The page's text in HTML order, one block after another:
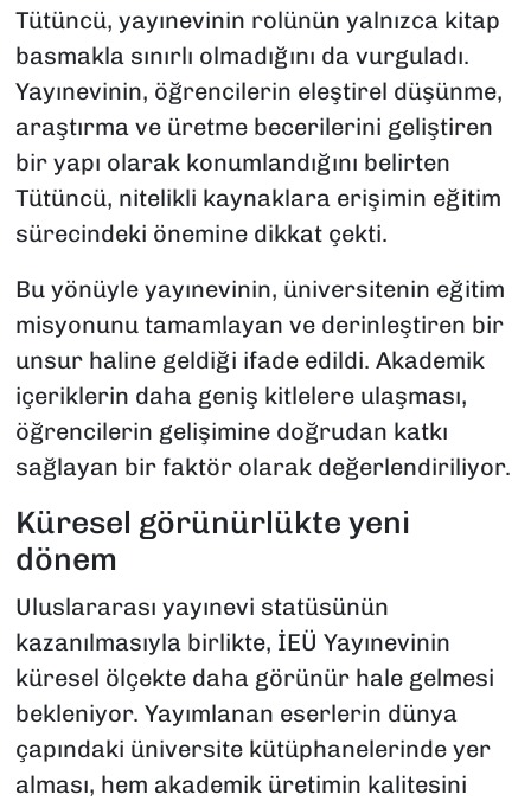
Tütüncü, yayınevinin rolünün yalnızca kitap
basmakla sınırlı olmadığını da vurguladı.
Yayınevinin, öğrencilerin eleştirel düşünme,
araştırma ve üretme becerilerini geliştiren
bir yapı olarak konumlandığını belirten
Tütüncü, nitelikli kaynaklara erişimin eğitim
sürecindeki önemine dikkat çekti.
Bu yönüyle yayınevinin, üniversitenin eğitim
misyonunu tamamlayan ve derinleştiren bir
unsur haline geldiği ifade edildi. Akademik
içeriklerin daha geniş kitlelere ulaşması,
öğrencilerin gelişimine doğrudan katkı
sağlayan bir faktör olarak değerlendiriliyor.
Küresel görünürlükte yeni
dönem
Uluslararası yayınevi statüsünün
kazanılmasıyla birlikte, İEÜ Yayınevinin
küresel ölçekte daha görünür hale gelmesi
bekleniyor. Yayımlanan eserlerin dünya
çapındaki üniversite kütüphanelerinde yer
alması, hem akademik üretimin kalitesini